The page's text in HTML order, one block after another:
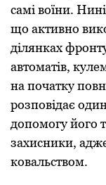
самі воїни.
що активно
ділянках
автоматів,
на початку
розповідає
допомогу його
захисники,
ковальством.